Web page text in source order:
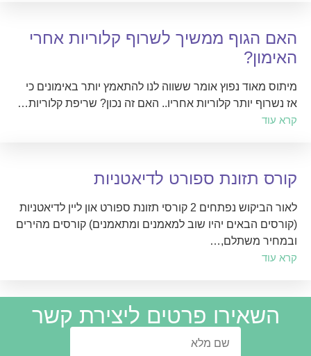
האם הגוף ממשיך לשרוף קלוריות אחרי
האימון?
מיתוס מאוד נפוץ אומר ששווה לנו להתאמץ יותר באימונים כי
אז נשרוף יותר קלוריות אחריו.. האם זה נכון? שריפת קלוריות…
קרא עוד
קורס תזונת ספורט לדיאטניות
לאור הביקוש נפתחים 2 קורסי תזונת ספורט און ליין לדיאטניות
(קורסים הבאים יהיו שוב למאמנים ומתאמנים) קורסים מהירים
ובמחיר משתלם,…
קרא עוד
השאירו פרטים ליצירת קשר